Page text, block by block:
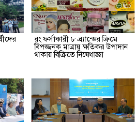
রং ফর্সাকারী ৮ ব্র্যান্ডের ক্রিমে
বিপজ্জনক মাত্রায় ক্ষতিকর উপাদান
থাকায় বিক্রিতে নিষেধাজ্ঞা